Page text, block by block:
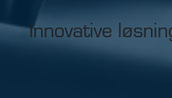
Innovative